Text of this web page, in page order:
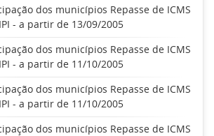
dos municípios Repasse de ICMS
- a partir de 13/09/2005
dos municípios Repasse de ICMS
- a partir de 11/10/2005
dos municípios Repasse de ICMS
- a partir de 11/10/2005
dos municípios Repasse de ICMS